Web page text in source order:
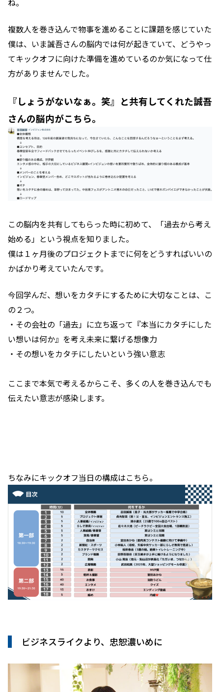
複数人を巻き込んで物事を進めることに課題を感じていた
僕は、いま誠吾さんの脳内では何が起きていて、どうやっ
てキックオフに向けた準備を進めているのか気になって仕
方がありませんでした。
『しょうがないなぁ。笑』と共有してくれた誠吾
さんの脳内がこちら。
この脳内を共有してもらった時に初めて、「過去から考え
始める」という視点を知りました。
僕は１ヶ月後のプロジェクトまでに何をどうすればいいの
かばかり考えていたんです。
今回学んだ、想いをカタチにするために大切なことは、こ
の２つ。
・その会社の「過去」に立ち返って『本当にカタチにした
い想いは何か』を考え未来に繋げる想像力
・その想いをカタチにしたいという強い意志
ここまで本気で考えるからこそ、多くの人を巻き込んでも
伝えたい意志が感染します。
ちなみにキックオフ当日の構成はこちら。
ビジネスライクより、忠恕濃いめに